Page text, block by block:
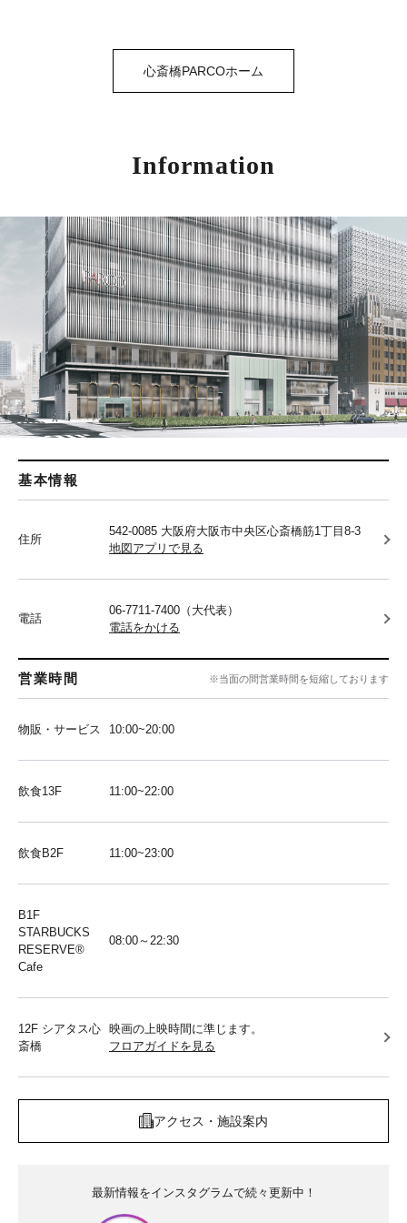
心斎橋PARCOホーム
Information
基本情報
住所
542-0085 大阪府大阪市中央区心斎橋筋1丁目8-3
地図アプリで見る
電話
06-7711-7400（大代表）
電話をかける
営業時間 ※当面の間営業時間を短縮しております
物販・サービス 10:00~20:00
飲食13F 11:00~22:00
飲食B2F 11:00~23:00
B1F
STARBUCKS
RESERVE®︎
Cafe
08:00～22:30
12F シアタス心
斎橋
映画の上映時間に準じます。
フロアガイドを見る
アクセス・施設案内
最新情報をインスタグラムで続々更新中！